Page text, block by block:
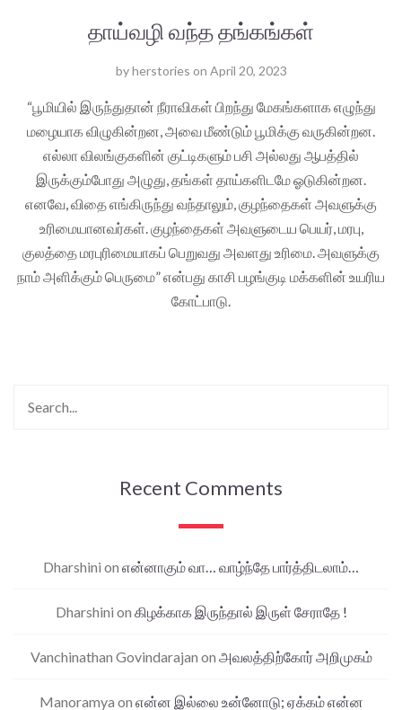
தாய்வழி வந்த தங்கங்கள்
byherstories on April 20, 2023
“பூமியில் இருந்துதான் நீராவிகள் பிறந்து மேகங்களாக எழுந்து
மழையாக விழுகின்றன, அவை மீண்டும் பூமிக்கு வருகின்றன.
எல்லா விலங்குகளின் குட்டிகளும் பசி அல்லது ஆபத்தில்
இருக்கும்போது அழுது, தங்கள் தாய்களிடமே ஓடுகின்றன.
எனவே, விதை எங்கிருந்து வந்தாலும், குழந்தைகள் அவளுக்கு
உரிமையானவர்கள். குழந்தைகள் அவளுடைய பெயர், மரபு,
குலத்தை மரபுரிமையாகப் பெறுவது அவளது உரிமை. அவளுக்கு
நாம் அளிக்கும் பெருமை” என்பது காசி பழங்குடி மக்களின் உயரிய
கோட்பாடு.
Recent Comments
Dharshini on என்னாகும் வா… வாழ்ந்தே பார்த்திடலாம்…
Dharshini on கிழக்காக இருந்தால் இருள் சேராதே !
Vanchinathan Govindarajan on அவலத்திற்கோர் அறிமுகம்
Manoramya on என்ன இல்லை உன்னோடு; ஏக்கம் என்ன